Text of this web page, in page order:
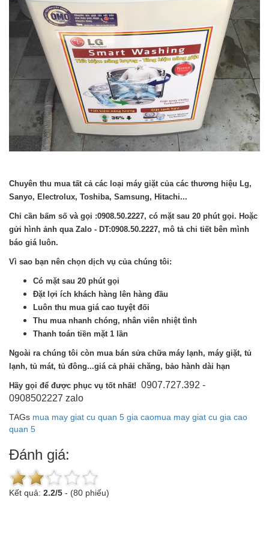
Chuyên thu mua tất cả các loại máy giặt của các thương hiệu Lg,
Sanyo, Electrolux, Toshiba, Samsung, Hitachi...
Chỉ cần bấm số và gọi :0908.50.2227, có mặt sau 20 phút gọi. Hoặc
gửi hình ảnh qua Zalo - DT:0908.50.2227, mô tả chi tiết bên mình
báo giá luôn.
Vì sao bạn nên chọn dịch vụ của chúng tôi:
Có mặt sau 20 phút gọi
Đặt lợi ích khách hàng lên hàng đầu
Luôn thu mua giá cao tuyệt đối
Thu mua nhanh chóng, nhân viên nhiệt tình
Thanh toán tiền mặt 1 lần
Ngoài ra chúng tôi còn mua bán sửa chữa máy lạnh, máy giặt, tủ
lạnh, tủ mát, tủ đông...giá cả phải chăng, bảo hành dài hạn
Hãy gọi để được phục vụ tốt nhất! 0907.727.392 -
0908502227 zalo
TAGs mua may giat cu quan 5 gia caomua may giat cu gia cao
quan 5
Đánh giá:
Kết quả: 2.2/5 - (80 phiếu)